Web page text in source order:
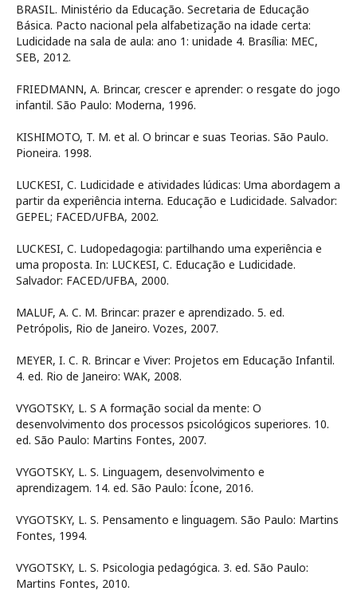
BRASIL. Ministério da Educação. Secretaria de Educação
Básica. Pacto nacional pela alfabetização na idade certa:
Ludicidade na sala de aula: ano 1: unidade 4. Brasília: MEC,
SEB, 2012.
FRIEDMANN, A. Brincar, crescer e aprender: o resgate do jogo
infantil. São Paulo: Moderna, 1996.
KISHIMOTO, T. M. et al. O brincar e suas Teorias. São Paulo.
Pioneira. 1998.
LUCKESI, C. Ludicidade e atividades lúdicas: Uma abordagem a
partir da experiência interna. Educação e Ludicidade. Salvador:
GEPEL; FACED/UFBA, 2002.
LUCKESI, C. Ludopedagogia: partilhando uma experiência e
uma proposta. In: LUCKESI, C. Educação e Ludicidade.
Salvador: FACED/UFBA, 2000.
MALUF, A. C. M. Brincar: prazer e aprendizado. 5. ed.
Petrópolis, Rio de Janeiro. Vozes, 2007.
MEYER, I. C. R. Brincar e Viver: Projetos em Educação Infantil.
4. ed. Rio de Janeiro: WAK, 2008.
VYGOTSKY, L. S A formação social da mente: O
desenvolvimento dos processos psicológicos superiores. 10.
ed. São Paulo: Martins Fontes, 2007.
VYGOTSKY, L. S. Linguagem, desenvolvimento e
aprendizagem. 14. ed. São Paulo: Ícone, 2016.
VYGOTSKY, L. S. Pensamento e linguagem. São Paulo: Martins
Fontes, 1994.
VYGOTSKY, L. S. Psicologia pedagógica. 3. ed. São Paulo:
Martins Fontes, 2010.